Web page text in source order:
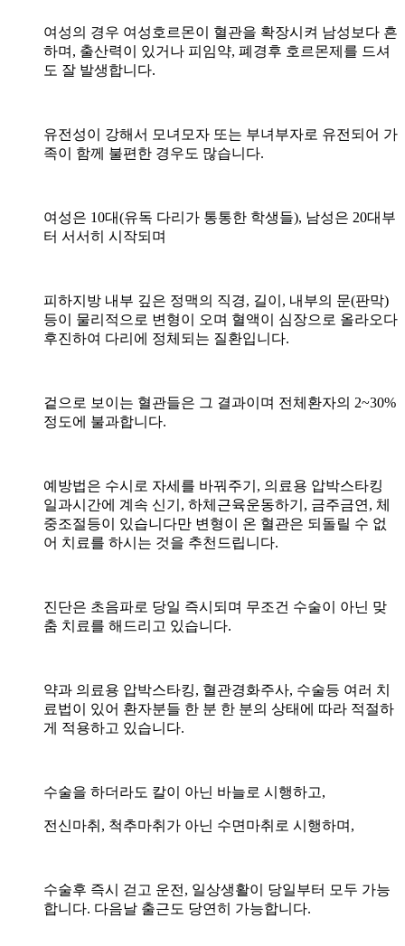
여성의 경우 여성호르몬이 혈관을 확장시켜 남성보다 흔
하며, 출산력이 있거나 피임약, 폐경후 호르몬제를 드셔
도 잘 발생합니다.
유전성이 강해서 모녀모자 또는 부녀부자로 유전되어 가
족이 함께 불편한 경우도 많습니다.
여성은 10대(유독 다리가 통통한 학생들), 남성은 20대부
터 서서히 시작되며
피하지방 내부 깊은 정맥의 직경, 길이, 내부의 문(판막)
등이 물리적으로 변형이 오며 혈액이 심장으로 올라오다
후진하여 다리에 정체되는 질환입니다.
겉으로 보이는 혈관들은 그 결과이며 전체환자의 2~30%
정도에 불과합니다.
예방법은 수시로 자세를 바꿔주기, 의료용 압박스타킹
일과시간에 계속 신기, 하체근육운동하기, 금주금연, 체
중조절등이 있습니다만 변형이 온 혈관은 되돌릴 수 없
어 치료를 하시는 것을 추천드립니다.
진단은 초음파로 당일 즉시되며 무조건 수술이 아닌 맞
춤 치료를 해드리고 있습니다.
약과 의료용 압박스타킹, 혈관경화주사, 수술등 여러 치
료법이 있어 환자분들 한 분 한 분의 상태에 따라 적절하
게 적용하고 있습니다.
수술을 하더라도 칼이 아닌 바늘로 시행하고,
전신마취, 척추마취가 아닌 수면마취로 시행하며,
수술후 즉시 걷고 운전, 일상생활이 당일부터 모두 가능
합니다. 다음날 출근도 당연히 가능합니다.